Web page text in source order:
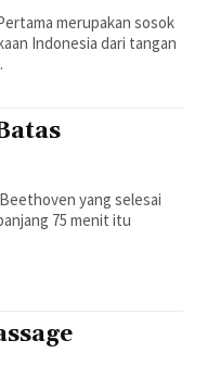
merupakan sosok
Indonesia dari tangan
yang selesai
75 menit itu